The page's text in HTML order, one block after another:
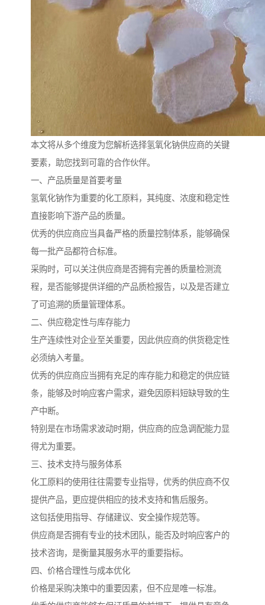
本文将从多个维度为您解析选择氢氧化钠供应商的关键
要素，助您找到可靠的合作伙伴。
一、产品质量是首要考量
氢氧化钠作为重要的化工原料，其纯度、浓度和稳定性
直接影响下游产品的质量。
优秀的供应商应当具备严格的质量控制体系，能够确保
每一批产品都符合标准。
采购时，可以关注供应商是否拥有完善的质量检测流
程，是否能够提供详细的产品质检报告，以及是否建立
了可追溯的质量管理体系。
二、供应稳定性与库存能力
生产连续性对企业至关重要，因此供应商的供货稳定性
必须纳入考量。
优秀的供应商应当拥有充足的库存能力和稳定的供应链
条，能够及时响应客户需求，避免因原料短缺导致的生
产中断。
特别是在市场需求波动时期，供应商的应急调配能力显
得尤为重要。
三、技术支持与服务体系
化工原料的使用往往需要专业指导，优秀的供应商不仅
提供产品，更应提供相应的技术支持和售后服务。
这包括使用指导、存储建议、安全操作规范等。
供应商是否拥有专业的技术团队，能否及时响应客户的
技术咨询，是衡量其服务水平的重要指标。
四、价格合理性与成本优化
价格是采购决策中的重要因素，但不应是唯一标准。